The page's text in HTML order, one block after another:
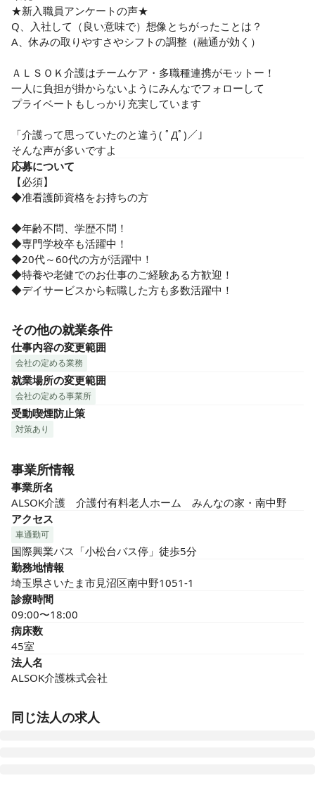
★新入職員アンケートの声★
Q、入社して（良い意味で）想像とちがったことは？
A、休みの取りやすさやシフトの調整（融通が効く）
ＡＬＳＯＫ介護はチームケア・多職種連携がモットー！
一人に負担が掛からないようにみんなでフォローして
プライベートもしっかり充実しています
「介護って思っていたのと違う( ﾟДﾟ)／」
そんな声が多いですよ
応募について
【必須】
◆准看護師資格をお持ちの方
◆年齢不問、学歴不問！
◆専門学校卒も活躍中！
◆20代～60代の方が活躍中！
◆特養や老健でのお仕事のご経験ある方歓迎！
◆デイサービスから転職した方も多数活躍中！
その他の就業条件
仕事内容の変更範囲
会社の定める業務
就業場所の変更範囲
会社の定める事業所
受動喫煙防止策
対策あり
事業所情報
事業所名
ALSOK介護　介護付有料老人ホーム　みんなの家・南中野
アクセス
車通勤可
国際興業バス「小松台バス停」徒歩5分
勤務地情報
埼玉県さいたま市見沼区南中野1051-1
診療時間
09:00〜18:00
病床数
45室
法人名
ALSOK介護株式会社
同じ法人の求人